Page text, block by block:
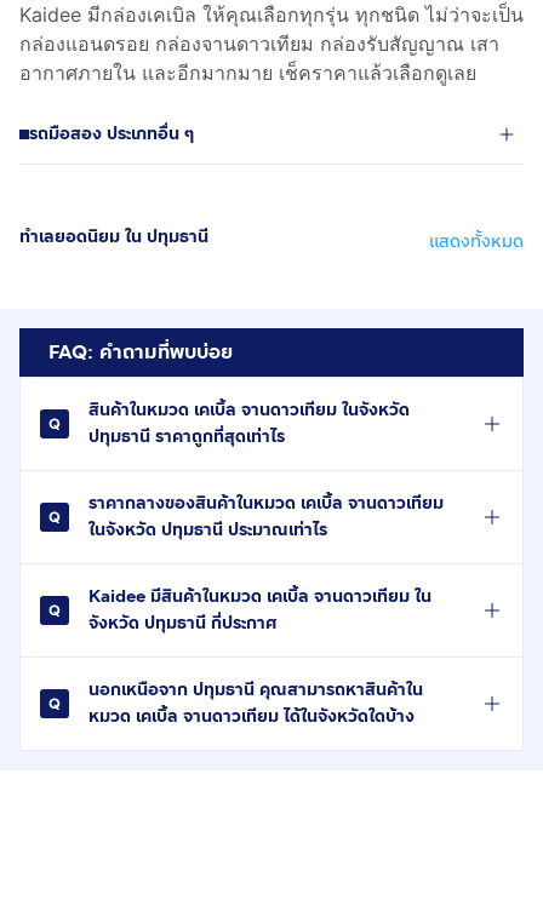
Kaidee มีกล่องเคเบิล ให้คุณเลือกทุกรุ่น ทุกชนิด ไม่ว่าจะเป็น
กล่องแอนดรอย กล่องจานดาวเทียม กล่องรับสัญญาณ เสา
อากาศภายใน และอีกมากมาย เช็คราคาแล้วเลือกดูเลย
รถมือสอง ประเภทอื่น ๆ
ทำเลยอดนิยม ใน ปทุมธานี แสดงทั้งหมด
FAQ: คำถามที่พบบ่อย
สินค้าในหมวด เคเบิ้ล จานดาวเทียม ในจังหวัด
ปทุมธานี ราคาถูกที่สุดเท่าไร
ราคากลางของสินค้าในหมวด เคเบิ้ล จานดาวเทียม
ในจังหวัด ปทุมธานี ประมาณเท่าไร
Kaidee มีสินค้าในหมวด เคเบิ้ล จานดาวเทียม ใน
จังหวัด ปทุมธานี กี่ประกาศ
นอกเหนือจาก ปทุมธานี คุณสามารถหาสินค้าใน
หมวด เคเบิ้ล จานดาวเทียม ได้ในจังหวัดใดบ้าง